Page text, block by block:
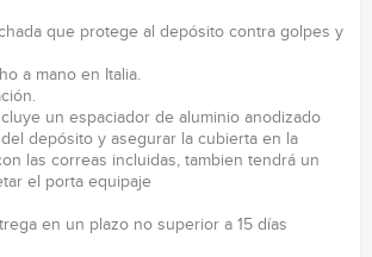
que protege al depósito contra golpes y
a mano en Italia.
un espaciador de aluminio anodizado
depósito y asegurar la cubierta en la
las correas incluidas, tambien tendrá un
el porta equipaje
en un plazo no superior a 15 días